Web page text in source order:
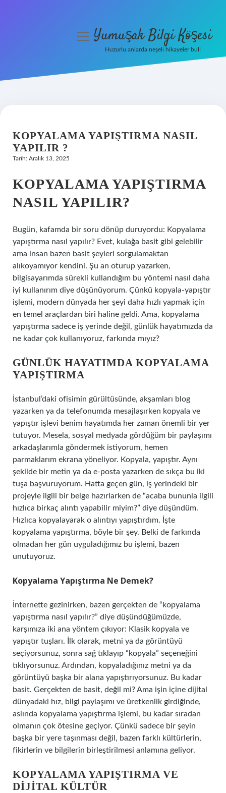
Hakkımızda
menüyüYumuşak Bilgi Köşesi
Huzurlu anlarda neşeli hikayeler bul!
KOPYALAMA YAPIŞTIRMA NASIL
YAPILIR ?
Tarih: Aralık 13, 2025
KOPYALAMA YAPIŞTIRMA
NASIL YAPILIR?
Bugün, kafamda bir soru dönüp duruyordu: Kopyalama
yapıştırma nasıl yapılır? Evet, kulağa basit gibi gelebilir
ama insan bazen basit şeyleri sorgulamaktan
alıkoyamıyor kendini. Şu an oturup yazarken,
bilgisayarımda sürekli kullandığım bu yöntemi nasıl daha
iyi kullanırım diye düşünüyorum. Çünkü kopyala-yapıştır
işlemi, modern dünyada her şeyi daha hızlı yapmak için
en temel araçlardan biri haline geldi. Ama, kopyalama
yapıştırma sadece iş yerinde değil, günlük hayatımızda da
ne kadar çok kullanıyoruz, farkında mıyız?
GÜNLÜK HAYATIMDA KOPYALAMA
YAPIŞTIRMA
İstanbul’daki ofisimin gürültüsünde, akşamları blog
yazarken ya da telefonumda mesajlaşırken kopyala ve
yapıştır işlevi benim hayatımda her zaman önemli bir yer
tutuyor. Mesela, sosyal medyada gördüğüm bir paylaşımı
arkadaşlarımla göndermek istiyorum, hemen
parmaklarım ekrana yöneliyor. Kopyala, yapıştır. Aynı
şekilde bir metin ya da e-posta yazarken de sıkça bu iki
tuşa başvuruyorum. Hatta geçen gün, iş yerindeki bir
projeyle ilgili bir belge hazırlarken de “acaba bununla ilgili
hızlıca birkaç alıntı yapabilir miyim?” diye düşündüm.
Hızlıca kopyalayarak o alıntıyı yapıştırdım. İşte
kopyalama yapıştırma, böyle bir şey. Belki de farkında
olmadan her gün uyguladığımız bu işlemi, bazen
unutuyoruz.
Kopyalama Yapıştırma Ne Demek?
İnternette gezinirken, bazen gerçekten de “kopyalama
yapıştırma nasıl yapılır?” diye düşündüğümüzde,
karşımıza iki ana yöntem çıkıyor: Klasik kopyala ve
yapıştır tuşları. İlk olarak, metni ya da görüntüyü
seçiyorsunuz, sonra sağ tıklayıp “kopyala” seçeneğini
tıklıyorsunuz. Ardından, kopyaladığınız metni ya da
görüntüyü başka bir alana yapıştırıyorsunuz. Bu kadar
basit. Gerçekten de basit, değil mi? Ama işin içine dijital
dünyadaki hız, bilgi paylaşımı ve üretkenlik girdiğinde,
aslında kopyalama yapıştırma işlemi, bu kadar sıradan
olmanın çok ötesine geçiyor. Çünkü sadece bir şeyin
başka bir yere taşınması değil, bazen farklı kültürlerin,
fikirlerin ve bilgilerin birleştirilmesi anlamına geliyor.
KOPYALAMA YAPIŞTIRMA VE
DIJITAL KÜLTÜR